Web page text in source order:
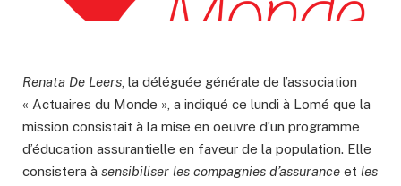
Renata De Leers , la déléguée générale de l’association
« Actuaires du Monde », a indiqué ce lundi à Lomé que la
mission consistait à la mise en oeuvre d’un programme
d’éducation assurantielle en faveur de la population. Elle
consistera à sensibiliser les compagnies d’assurance et les